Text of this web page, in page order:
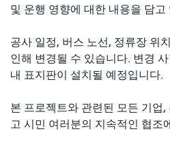
및 운행 영향에 대한 내용을 담고
공사 일정, 버스 노선, 정류장 위
인해 변경될 수 있습니다. 변경
내 표지판이 설치될 예정입니다.
본 프로젝트와 관련된 모든 기업,
고 시민 여러분의 지속적인 협조